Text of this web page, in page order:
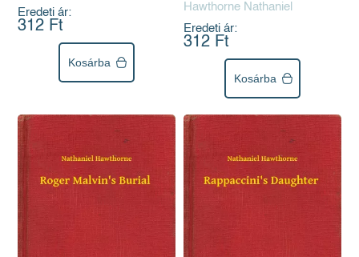
Eredeti ár:
312 Ft
Kosárba
Hawthorne Nathaniel
Eredeti ár:
312 Ft
Kosárba